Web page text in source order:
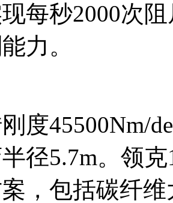
每秒2000次
力。
度45500Nm/
径5.7m。领克
，包括碳纤